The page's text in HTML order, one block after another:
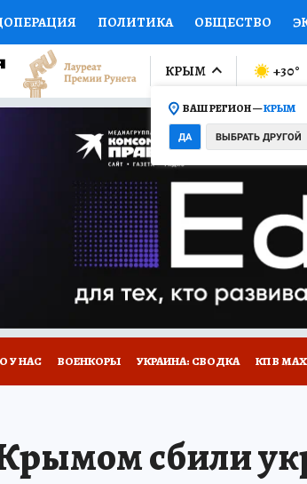
ПОЛИТИКА ОБЩЕСТВО
НАУКА СПОРТ КОЛУМНИСТЫ
ФИНАНСЫ ОТКРЫВАЕМ МИР
НА СПОРТ ПРОМОКОДЫ
ТЕЛЕВИЗОР КОНКУРСЫ
НОВОЕ НА САЙТЕ
КРЫМ
ВАШ РЕГИОН —КРЫМ
ДА ВЫБРАТЬ ДРУГОЙ
+30°
У НАС ВОЕНКОРЫ УКРАИНА: СВОДКА КП В МАХ
В КРЫМУ
сбили